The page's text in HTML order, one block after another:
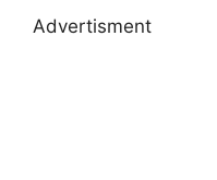
Advertisment